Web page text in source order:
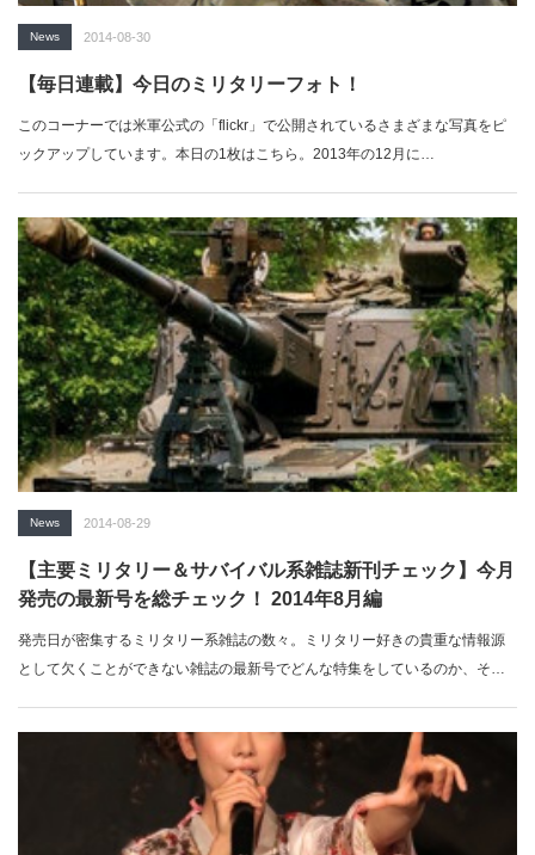
News 2014-08-30
【毎日連載】今日のミリタリーフォト！
このコーナーでは米軍公式の「flickr」で公開されているさまざまな写真をピ
ックアップしています。本日の1枚はこちら。2013年の12月に…
News 2014-08-29
【主要ミリタリー＆サバイバル系雑誌新刊チェック】今月
発売の最新号を総チェック！ 2014年8月編
発売日が密集するミリタリー系雑誌の数々。ミリタリー好きの貴重な情報源
として欠くことができない雑誌の最新号でどんな特集をしているのか、その